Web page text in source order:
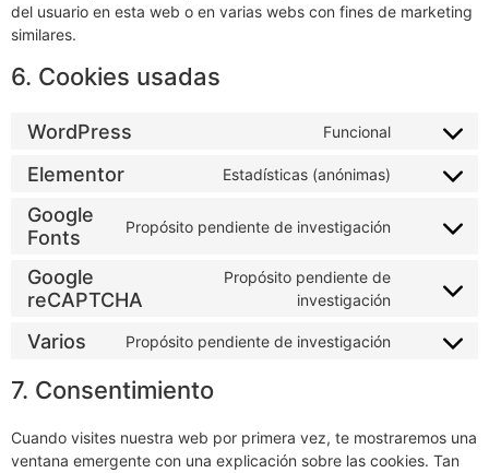
del usuario en esta web o en varias webs con fines de marketing
similares.
6. Cookies usadas
WordPress Funcional
Consent
service
wordpress
Elementor Estadísticas (anónimas)
Consent
elementor
Google
Fonts
Propósito pendiente de investigación
Consent
Google
reCAPTCHA
Propósito pendiente de
investigación
Consent
google-
recaptcha
Varios Propósito pendiente de investigación
Consent
7. Consentimiento
Cuando visites nuestra web por primera vez, te mostraremos una
ventana emergente con una explicación sobre las cookies. Tan